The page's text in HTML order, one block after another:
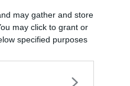
may gather and store
may click to grant or
specified purposes